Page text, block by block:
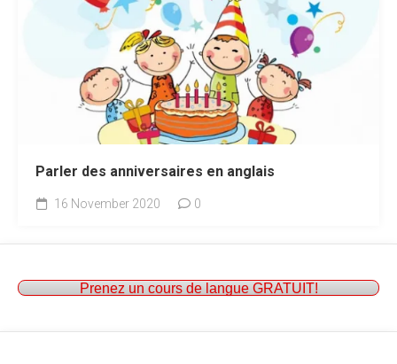
Parler des anniversaires en anglais
16 November 2020 0
Prenez un cours de langue GRATUIT!